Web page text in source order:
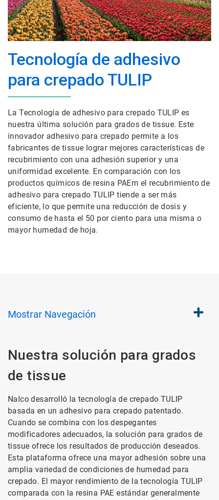
Tecnología de adhesivo
para crepado TULIP
La Tecnología de adhesivo para crepado TULIP es
nuestra última solución para grados de tissue. Este
innovador adhesivo para crepado permite a los
fabricantes de tissue lograr mejores características de
recubrimiento con una adhesión superior y una
uniformidad excelente. En comparación con los
productos químicos de resina PAEm el recubrimiento de
adhesivo para crepado TULIP tiende a ser más
eficiente, lo que permite una reducción de dosis y
consumo de hasta el 50 por ciento para una misma o
mayor humedad de hoja.
Mostrar Navegación
Nuestra solución para grados
de tissue
Nalco desarrolló la tecnología de crepado TULIP
basada en un adhesivo para crepado patentado.
Cuando se combina con los despegantes
modificadores adecuados, la solución para grados de
tissue ofrece los resultados de producción deseados.
Esta plataforma ofrece una mayor adhesión sobre una
amplia variedad de condiciones de humedad para
crepado. El mayor rendimiento de la tecnología TULIP
comparada con la resina PAE estándar generalmente